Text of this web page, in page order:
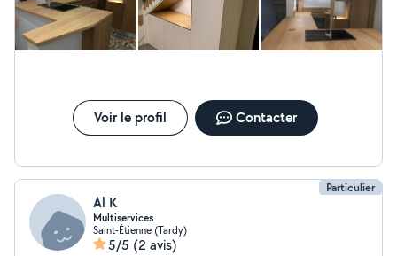
Voir le profil Contacter
Particulier
Al K
Multiservices
Saint-Étienne (Tardy)
5/5 (2 avis)